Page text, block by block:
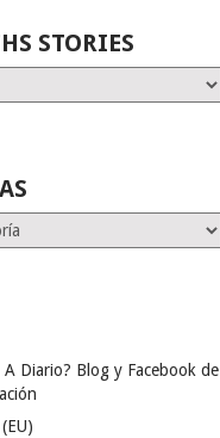
STORIES
A Diario? Blog y Facebook de